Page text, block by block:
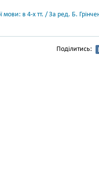
мови: в 4-х тт. / За ред. Б.
Поділитись: